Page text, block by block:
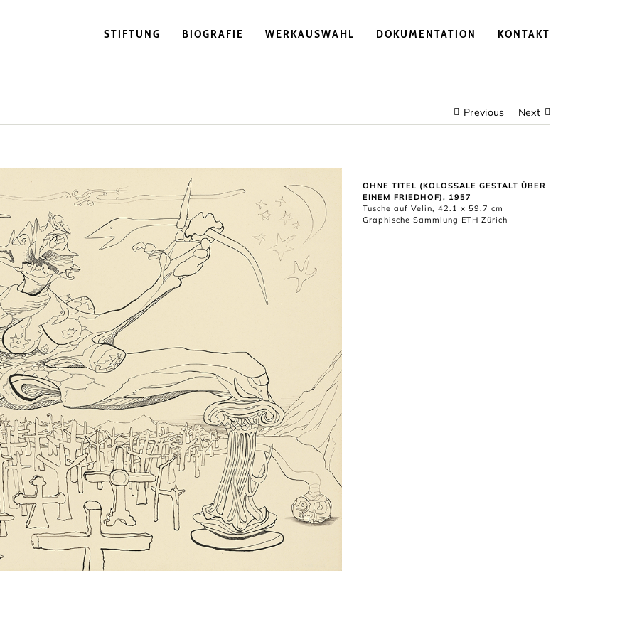
STIFTUNG BIOGRAFIE WERKAUSWAHL DOKUMENTATION KONTAKT
Previous Next
OHNE TITEL (KOLOSSALE GESTALT ÜBER
EINEM FRIEDHOF), 1957
Tusche auf Velin, 42.1 x 59.7 cm
Graphische Sammlung ETH Zürich